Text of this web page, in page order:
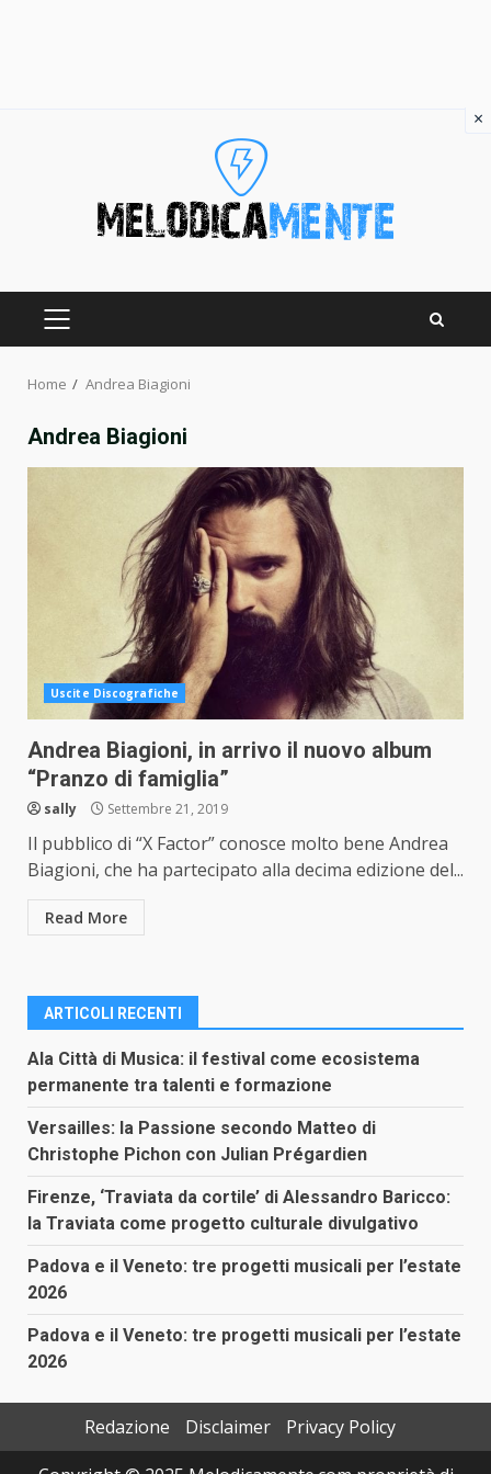
PRIMARY
Home Andrea Biagioni
Andrea Biagioni
Uscite Discografiche
Andrea Biagioni, in arrivo il nuovo album
“Pranzo di famiglia”
sally Settembre 21, 2019
Il pubblico di “X Factor” conosce molto bene Andrea
Biagioni, che ha partecipato alla decima edizione del...
Read More
ARTICOLI RECENTI
Ala Città di Musica: il festival come ecosistema
permanente tra talenti e formazione
Versailles: la Passione secondo Matteo di
Christophe Pichon con Julian Prégardien
Firenze, ‘Traviata da cortile’ di Alessandro Baricco:
la Traviata come progetto culturale divulgativo
Padova e il Veneto: tre progetti musicali per l’estate
2026
Padova e il Veneto: tre progetti musicali per l’estate
2026
Redazione Disclaimer
Privacy Policy
×